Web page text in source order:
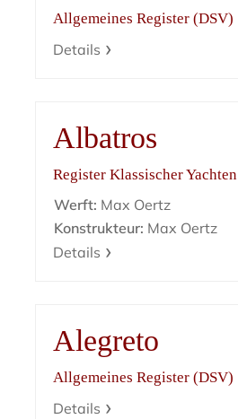
Allgemeines Register (DSV)
Details
Albatros
Register Klassischer Yachten
Werft: Max Oertz
Konstrukteur: Max Oertz
Details
Alegreto
Allgemeines Register (DSV)
Details